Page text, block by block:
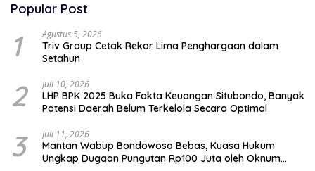
Popular Post
1 Agustus 5, 2026
Triv Group Cetak Rekor Lima Penghargaan dalam
Setahun
2 Juli 10, 2026
LHP BPK 2025 Buka Fakta Keuangan Situbondo, Banyak
Potensi Daerah Belum Terkelola Secara Optimal
3 Juli 11, 2026
Mantan Wabup Bondowoso Bebas, Kuasa Hukum
Ungkap Dugaan Pungutan Rp100 Juta oleh Oknum